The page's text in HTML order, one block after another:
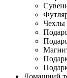
Чехлы
Домашний